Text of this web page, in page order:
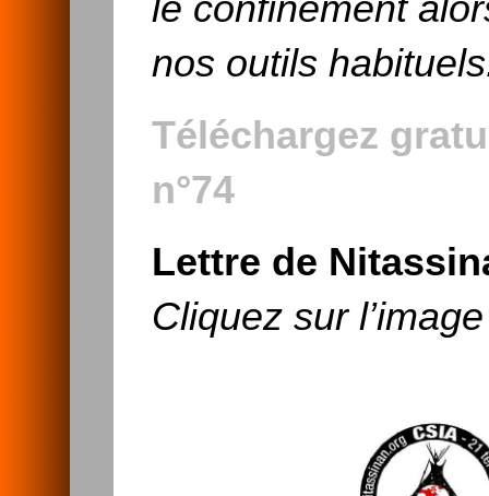
le confinement
nos outils
Téléchargez
n°74
Lettre de
Cliquez sur l’image